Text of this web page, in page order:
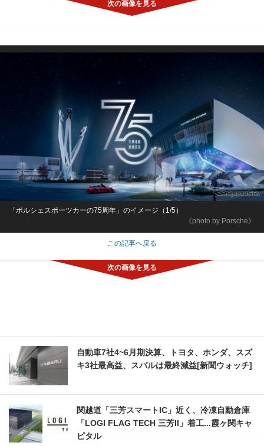
《photo by Porsche》
「ポルシェスポーツカーの75周年」のイメージ（1/5）
この記事へ戻る
自動車7社4~6月期決算、トヨタ、ホンダ、スズ
キ3社最高益、スバルは最終減益[新聞ウォッチ]
関越道「三芳スマートIC」近く、冷凍自動倉庫
「LOGI FLAG TECH 三芳II」着工...霞ヶ関キャ
ピタル